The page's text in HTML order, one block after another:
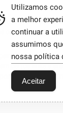
reservados ©
os códigos de
em 1 clique.
em
certos links e
vezes receber
Utilizamos
a melhor
continuar a
assumimos
nossa política
Aceitar